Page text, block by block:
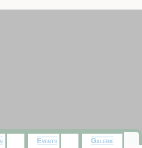
Events Galerie